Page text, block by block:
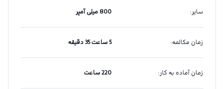
سایر: 800 میلی آمپر
زمان مکالمه: 5 ساعت 35 دقیقه
زمان آماده به کار: 220 ساعت